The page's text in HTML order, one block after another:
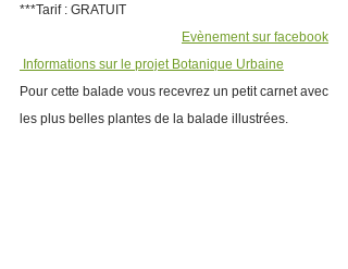
***Tarif : GRATUIT
Evènement sur facebook
Informations sur le projet Botanique Urbaine
Pour cette balade vous recevrez un petit carnet avec
les plus belles plantes de la balade illustrées.